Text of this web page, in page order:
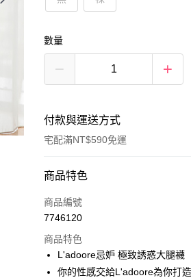
數量
付款與運送方式
宅配滿NT$590免運
付款方式
POYA支付
LINE Pay
Apple Pay
商品特色
商品編號
7746120
商品特色
L'adoore忌妒 極致誘惑大腿襪
你的性感交給L'adoore為你打造